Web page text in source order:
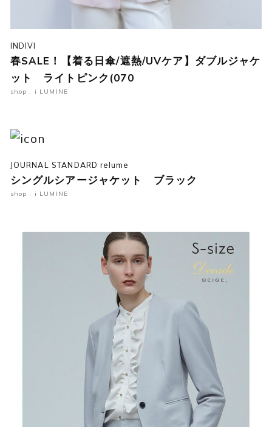
INDIVI
春SALE！【着る日傘/遮熱/UVケア】ダブルジャケ
ット ライトピンク(070
shop : i LUMINE
JOURNAL STANDARD relume
シングルシアージャケット ブラック
shop : i LUMINE